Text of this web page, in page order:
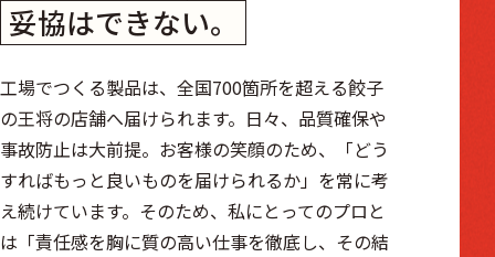
妥協はできない。
工場でつくる製品は、全国700箇所を超える餃子
の王将の店舗へ届けられます。日々、品質確保や
事故防止は大前提。お客様の笑顔のため、「どう
すればもっと良いものを届けられるか」を常に考
え続けています。そのため、私にとってのプロと
は「責任感を胸に質の高い仕事を徹底し、その結